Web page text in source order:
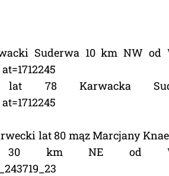
Suderwa 10 km NW od
78 Karwacka
lat 80 mąz Marcjany
30 km NE od